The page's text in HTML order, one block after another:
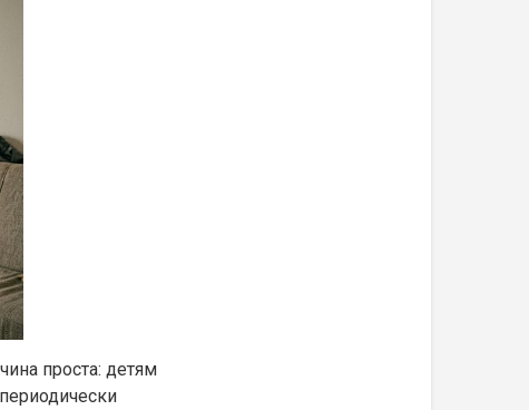
проста: детям